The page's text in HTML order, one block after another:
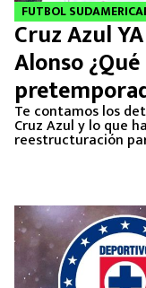
FUTBOL
Cruz Azul
Alonso
Te contamos los
Cruz Azul y lo que
reestructuración